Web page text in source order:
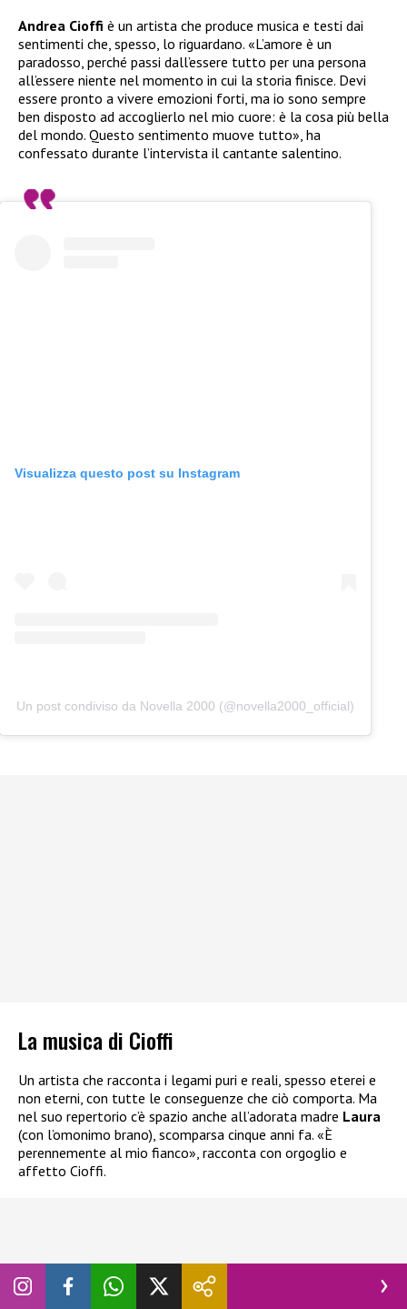
Andrea Cioffi è un artista che produce musica e testi dai
sentimenti che, spesso, lo riguardano. «L’amore è un
paradosso, perché passi dall’essere tutto per una persona
all’essere niente nel momento in cui la storia finisce. Devi
essere pronto a vivere emozioni forti, ma io sono sempre
ben disposto ad accoglierlo nel mio cuore: è la cosa più bella
del mondo. Questo sentimento muove tutto», ha
confessato durante l’intervista il cantante salentino.
Visualizza questo post su Instagram
Un post condiviso da Novella 2000 (@novella2000_official)
La musica di Cioffi
Un artista che racconta i legami puri e reali, spesso eterei e
non eterni, con tutte le conseguenze che ciò comporta. Ma
nel suo repertorio c’è spazio anche all’adorata madre Laura
(con l’omonimo brano), scomparsa cinque anni fa. «È
perennemente al mio fianco», racconta con orgoglio e
affetto Cioffi.